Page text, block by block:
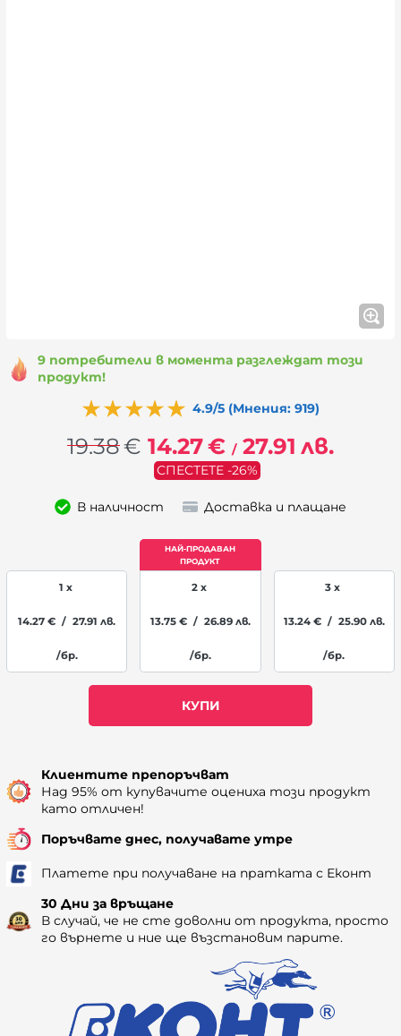
9 потребители в момента разглеждат този
продукт!
4.9/5 (Мнения: 919)
19.38€ 14.27€ / 27.91 лв.
СПЕСТЕТЕ -26%
В наличност Доставка и плащане
1 x
14.27 € / 27.91 лв.
/бр.
2 x
13.75 € / 26.89 лв.
/бр.
3 x
13.24 € / 25.90 лв.
/бр.
КУПИ
Клиентите препоръчват
Над 95% от купувачите оцениха този продукт
като отличен!
Поръчвате днес, получавате утре
Платете при получаване на пратката с Еконт
30 Дни за връщане
В случай, че не сте доволни от продукта, просто
го върнете и ние ще възстановим парите.